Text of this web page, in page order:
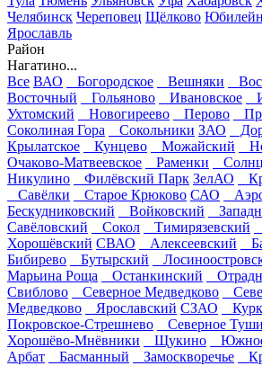
Челябинск Череповец Щёлково
Ярославль
Район
Нагатино...
Все ВАО Богородское Вешняки
Восточный
Гольяново Ивановское
Ухтомский
Новогиреево Перово
Соколиная Гора
Сокольники ЗАО
Крылатское
Кунцево Можайский
Очаково-Матвеевское
Раменки
Никулино
Филёвский Парк ЗелАО
Савёлки
Старое Крюково САО
Бескудниковский
Войковский
Савёловский
Сокол Тимирязевский
Хорошёвский СВАО Алексеевский
Бибирево
Бутырский
Марьина Роща
Останкинский
Свиблово
Северное Медведково
Медведково
Ярославский СЗАО
Покровское-Стрешнево
Северное
Хорошёво-Мнёвники
Щукино
Арбат
Басманный Замоскворечье